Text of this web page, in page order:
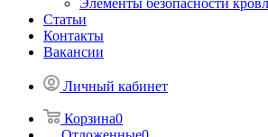
Элементы безопасности
Статьи
Контакты
Вакансии
Личный кабинет
Корзина0